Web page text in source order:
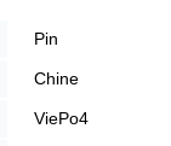
Pin
Chine
ViePo4